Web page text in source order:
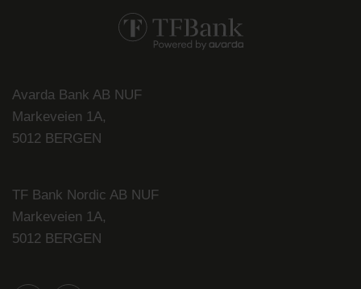
Avarda Bank AB NUF
Markeveien 1A,
5012 BERGEN
TF Bank Nordic AB NUF
Markeveien 1A,
5012 BERGEN